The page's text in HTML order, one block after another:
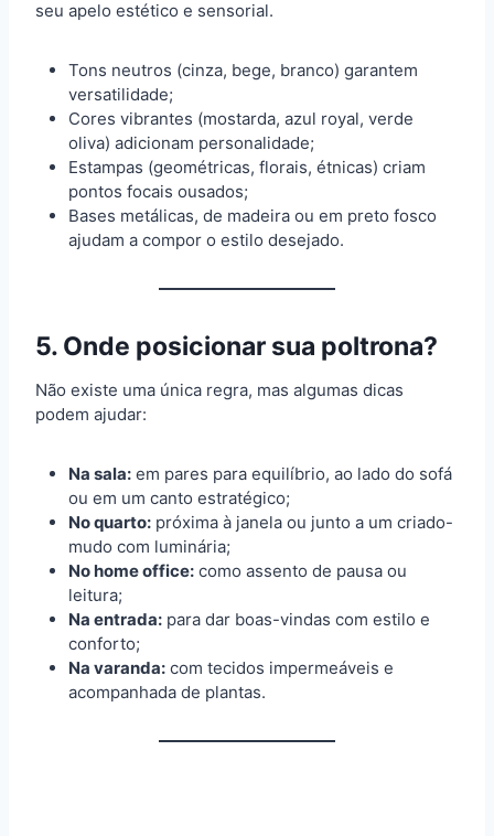
seu apelo estético e sensorial.
Tons neutros (cinza, bege, branco) garantem
versatilidade;
Cores vibrantes (mostarda, azul royal, verde
oliva) adicionam personalidade;
Estampas (geométricas, florais, étnicas) criam
pontos focais ousados;
Bases metálicas, de madeira ou em preto fosco
ajudam a compor o estilo desejado.
5. Onde posicionar sua poltrona?
Não existe uma única regra, mas algumas dicas
podem ajudar:
Na sala: em pares para equilíbrio, ao lado do sofá
ou em um canto estratégico;
No quarto: próxima à janela ou junto a um criado-
mudo com luminária;
No home office: como assento de pausa ou
leitura;
Na entrada: para dar boas-vindas com estilo e
conforto;
Na varanda: com tecidos impermeáveis e
acompanhada de plantas.